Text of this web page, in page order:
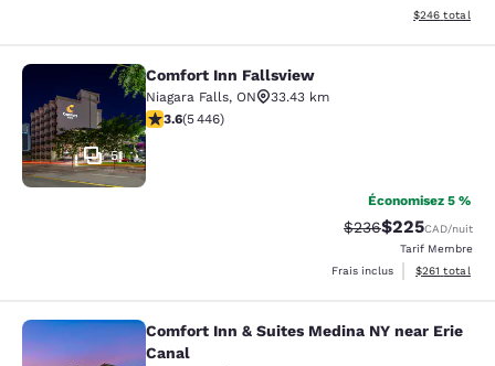
Afficher les
$246 total
Comfort Inn Fallsview
51
Comfort Inn Fallsview
Niagara Falls, ON
33.43 km
3.63 étoiles. Bien. 5446 commentaires
3.6(5 446)
Économisez 5 %
Tarif barré :
$236Tarif réduit :
$225CAD/nuit
Tarif Membre
Frais inclus
Afficher les
$261 total
Comfort Inn & Suites Medina NY
Comfort Inn & Suites Medina NY near Erie
Canal